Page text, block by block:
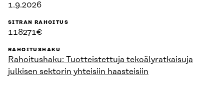
1.9.2026
SITRAN RAHOITUS
118271€
RAHOITUSHAKU
Rahoitushaku: Tuotteistettuja tekoälyratkaisuja
julkisen sektorin yhteisiin haasteisiin